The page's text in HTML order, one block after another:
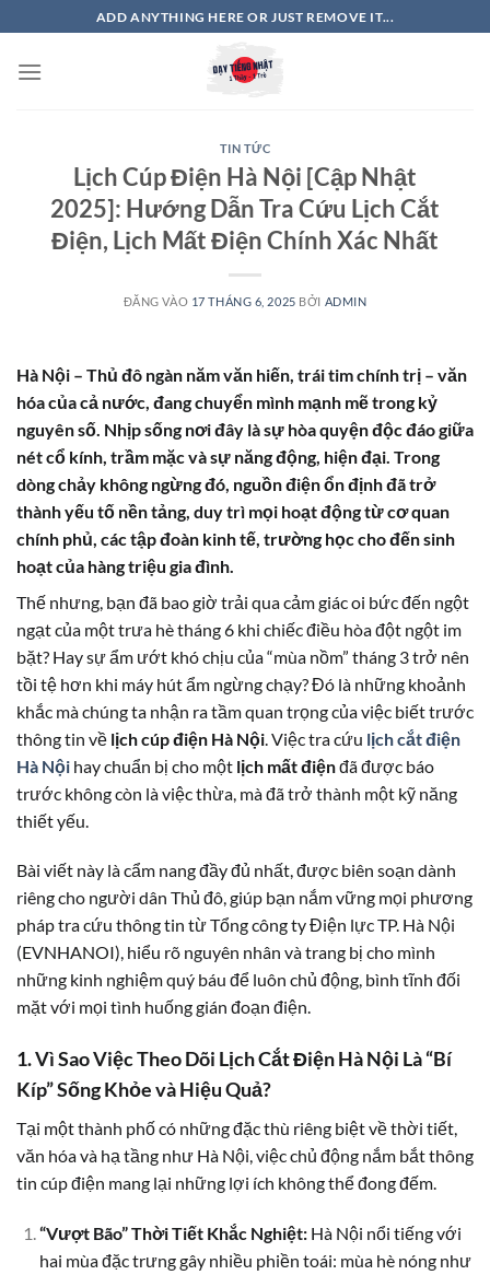
qua
nội
ADD ANYTHING HERE OR JUST REMOVE IT...
TIN TỨC
Lịch Cúp Điện Hà Nội [Cập Nhật
2025]: Hướng Dẫn Tra Cứu Lịch Cắt
Điện, Lịch Mất Điện Chính Xác Nhất
ĐĂNG VÀO 17 THÁNG 6, 2025 BỞI ADMIN
Hà Nội – Thủ đô ngàn năm văn hiến, trái tim chính trị – văn
hóa của cả nước, đang chuyển mình mạnh mẽ trong kỷ
nguyên số. Nhịp sống nơi đây là sự hòa quyện độc đáo giữa
nét cổ kính, trầm mặc và sự năng động, hiện đại. Trong
dòng chảy không ngừng đó, nguồn điện ổn định đã trở
thành yếu tố nền tảng, duy trì mọi hoạt động từ cơ quan
chính phủ, các tập đoàn kinh tế, trường học cho đến sinh
hoạt của hàng triệu gia đình.
Thế nhưng, bạn đã bao giờ trải qua cảm giác oi bức đến ngột
ngạt của một trưa hè tháng 6 khi chiếc điều hòa đột ngột im
bặt? Hay sự ẩm ướt khó chịu của “mùa nồm” tháng 3 trở nên
tồi tệ hơn khi máy hút ẩm ngừng chạy? Đó là những khoảnh
khắc mà chúng ta nhận ra tầm quan trọng của việc biết trước
thông tin về lịch cúp điện Hà Nội . Việc tra cứu lịch cắt điện
Hà Nội hay chuẩn bị cho một lịch mất điệnđã được báo
trước không còn là việc thừa, mà đã trở thành một kỹ năng
thiết yếu.
Bài viết này là cẩm nang đầy đủ nhất, được biên soạn dành
riêng cho người dân Thủ đô, giúp bạn nắm vững mọi phương
pháp tra cứu thông tin từ Tổng công ty Điện lực TP. Hà Nội
(EVNHANOI), hiểu rõ nguyên nhân và trang bị cho mình
những kinh nghiệm quý báu để luôn chủ động, bình tĩnh đối
mặt với mọi tình huống gián đoạn điện.
1. Vì Sao Việc Theo Dõi Lịch Cắt Điện Hà Nội Là “Bí
Kíp” Sống Khỏe và Hiệu Quả?
Tại một thành phố có những đặc thù riêng biệt về thời tiết,
văn hóa và hạ tầng như Hà Nội, việc chủ động nắm bắt thông
tin cúp điện mang lại những lợi ích không thể đong đếm.
“Vượt Bão” Thời Tiết Khắc Nghiệt:Hà Nội nổi tiếng với
hai mùa đặc trưng gây nhiều phiền toái: mùa hè nóng như